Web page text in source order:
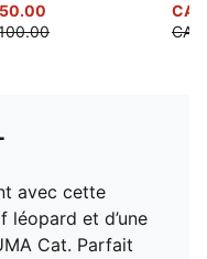
avec cette
léopard et d’une
Cat. Parfait